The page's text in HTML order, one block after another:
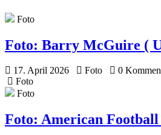
Foto
Foto: Barry McGuire (
17. April 2026 Foto 0
Foto
Foto
Foto: American